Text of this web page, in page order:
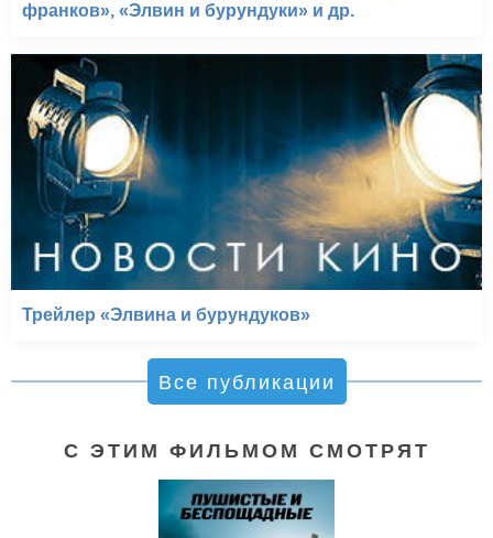
франков», «Элвин и бурундуки» и др.
Трейлер «Элвина и бурундуков»
Все публикации
С ЭТИМ ФИЛЬМОМ СМОТРЯТ